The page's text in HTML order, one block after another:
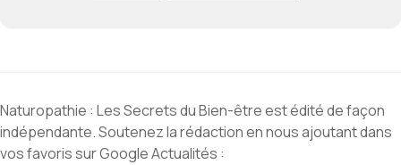
Naturopathie : Les Secrets du Bien-être est édité de façon
indépendante. Soutenez la rédaction en nous ajoutant dans
vos favoris sur Google Actualités :